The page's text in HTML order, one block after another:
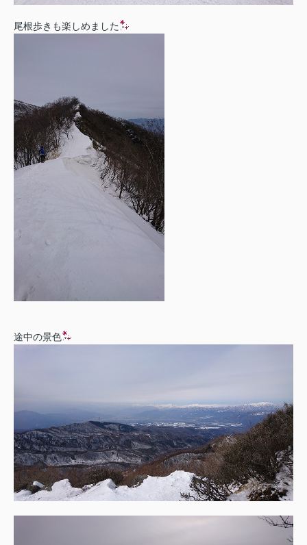
尾根歩きも楽しめました
途中の景色